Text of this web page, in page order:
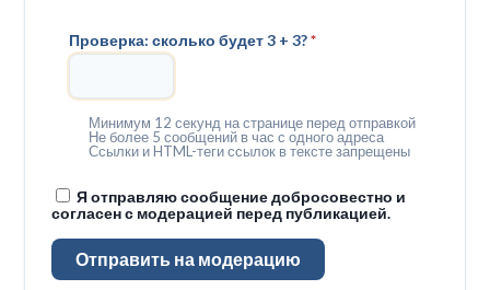
Проверка: сколько будет 3 + 3?*
Минимум 12 секунд на странице перед отправкой
Не более 5 сообщений в час с одного адреса
Ссылки и HTML-теги ссылок в тексте запрещены
Я отправляю сообщение добросовестно и
согласен с модерацией перед публикацией.
Отправить на модерацию